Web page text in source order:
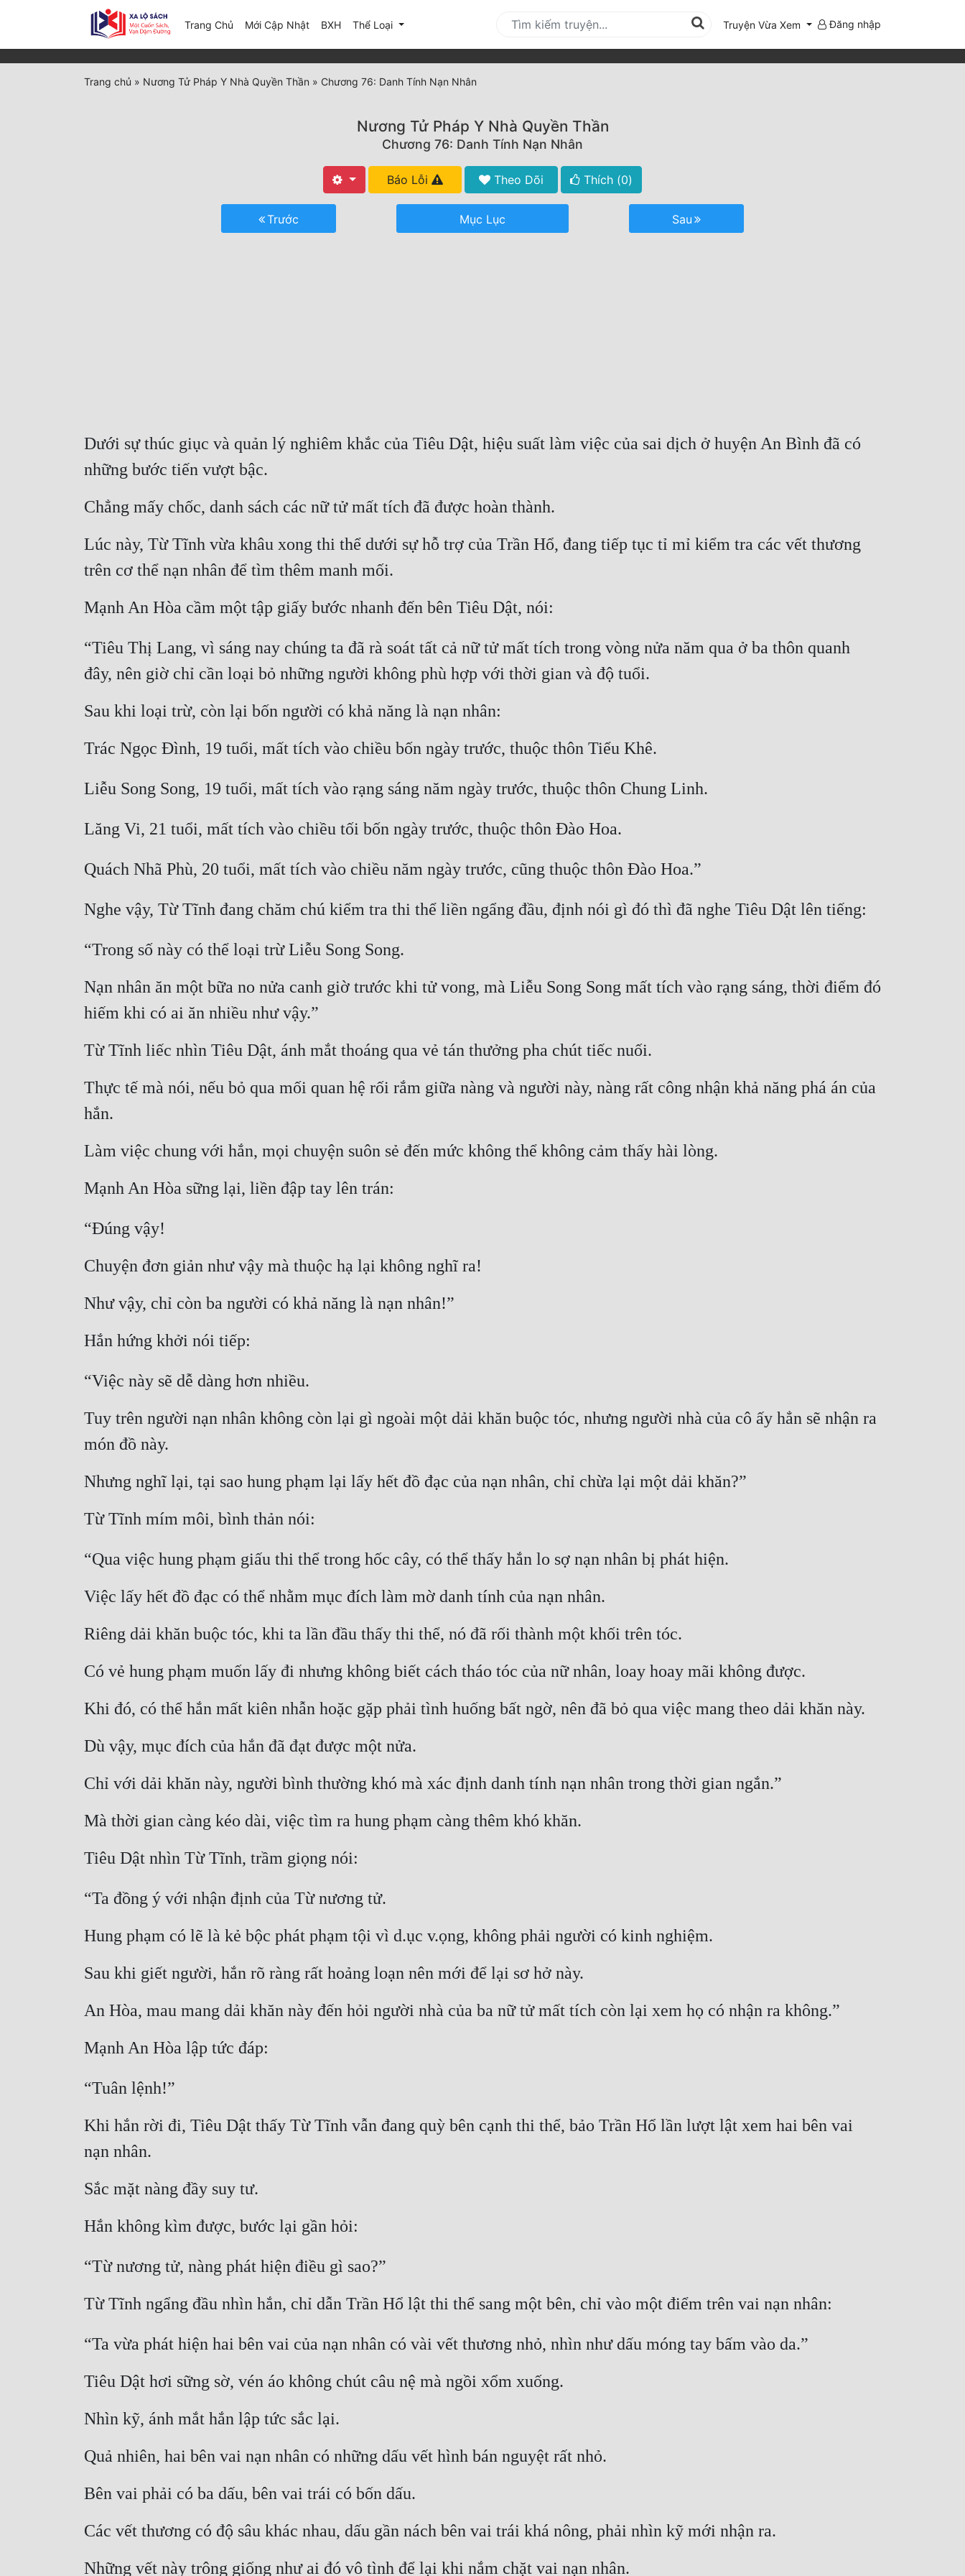
Trang Chủ Mới Cập Nhật(current)
BXH Thể Loại Truyện Vừa Xem Đăng nhập
Trang chủ » Nương Tử Pháp Y Nhà Quyền Thần » Chương 76: Danh Tính Nạn Nhân
Nương Tử Pháp Y Nhà Quyền Thần
Chương 76: Danh Tính Nạn Nhân
Báo Lỗi Theo Dõi Thích (0)
Trước Mục Lục Sau
Dưới sự thúc giục và quản lý nghiêm khắc của Tiêu Dật, hiệu suất làm việc của sai dịch ở huyện An Bình đã có
những bước tiến vượt bậc.
Chẳng mấy chốc, danh sách các nữ tử mất tích đã được hoàn thành.
Lúc này, Từ Tĩnh vừa khâu xong thi thể dưới sự hỗ trợ của Trần Hổ, đang tiếp tục tỉ mỉ kiểm tra các vết thương
trên cơ thể nạn nhân để tìm thêm manh mối.
Mạnh An Hòa cầm một tập giấy bước nhanh đến bên Tiêu Dật, nói:
“Tiêu Thị Lang, vì sáng nay chúng ta đã rà soát tất cả nữ tử mất tích trong vòng nửa năm qua ở ba thôn quanh
đây, nên giờ chỉ cần loại bỏ những người không phù hợp với thời gian và độ tuổi.
Sau khi loại trừ, còn lại bốn người có khả năng là nạn nhân:
Trác Ngọc Đình, 19 tuổi, mất tích vào chiều bốn ngày trước, thuộc thôn Tiểu Khê.
Liễu Song Song, 19 tuổi, mất tích vào rạng sáng năm ngày trước, thuộc thôn Chung Linh.
Lăng Vi, 21 tuổi, mất tích vào chiều tối bốn ngày trước, thuộc thôn Đào Hoa.
Quách Nhã Phù, 20 tuổi, mất tích vào chiều năm ngày trước, cũng thuộc thôn Đào Hoa.”
Nghe vậy, Từ Tĩnh đang chăm chú kiểm tra thi thể liền ngẩng đầu, định nói gì đó thì đã nghe Tiêu Dật lên tiếng:
“Trong số này có thể loại trừ Liễu Song Song.
Nạn nhân ăn một bữa no nửa canh giờ trước khi tử vong, mà Liễu Song Song mất tích vào rạng sáng, thời điểm đó
hiếm khi có ai ăn nhiều như vậy.”
Từ Tĩnh liếc nhìn Tiêu Dật, ánh mắt thoáng qua vẻ tán thưởng pha chút tiếc nuối.
Thực tế mà nói, nếu bỏ qua mối quan hệ rối rắm giữa nàng và người này, nàng rất công nhận khả năng phá án của
hắn.
Làm việc chung với hắn, mọi chuyện suôn sẻ đến mức không thể không cảm thấy hài lòng.
Mạnh An Hòa sững lại, liền đập tay lên trán:
“Đúng vậy!
Chuyện đơn giản như vậy mà thuộc hạ lại không nghĩ ra!
Như vậy, chỉ còn ba người có khả năng là nạn nhân!”
Hắn hứng khởi nói tiếp:
“Việc này sẽ dễ dàng hơn nhiều.
Tuy trên người nạn nhân không còn lại gì ngoài một dải khăn buộc tóc, nhưng người nhà của cô ấy hẳn sẽ nhận ra
món đồ này.
Nhưng nghĩ lại, tại sao hung phạm lại lấy hết đồ đạc của nạn nhân, chỉ chừa lại một dải khăn?”
Từ Tĩnh mím môi, bình thản nói:
“Qua việc hung phạm giấu thi thể trong hốc cây, có thể thấy hắn lo sợ nạn nhân bị phát hiện.
Việc lấy hết đồ đạc có thể nhằm mục đích làm mờ danh tính của nạn nhân.
Riêng dải khăn buộc tóc, khi ta lần đầu thấy thi thể, nó đã rối thành một khối trên tóc.
Có vẻ hung phạm muốn lấy đi nhưng không biết cách tháo tóc của nữ nhân, loay hoay mãi không được.
Khi đó, có thể hắn mất kiên nhẫn hoặc gặp phải tình huống bất ngờ, nên đã bỏ qua việc mang theo dải khăn này.
Dù vậy, mục đích của hắn đã đạt được một nửa.
Chỉ với dải khăn này, người bình thường khó mà xác định danh tính nạn nhân trong thời gian ngắn.”
Mà thời gian càng kéo dài, việc tìm ra hung phạm càng thêm khó khăn.
Tiêu Dật nhìn Từ Tĩnh, trầm giọng nói:
“Ta đồng ý với nhận định của Từ nương tử.
Hung phạm có lẽ là kẻ bộc phát phạm tội vì d.ục v.ọng, không phải người có kinh nghiệm.
Sau khi giết người, hắn rõ ràng rất hoảng loạn nên mới để lại sơ hở này.
An Hòa, mau mang dải khăn này đến hỏi người nhà của ba nữ tử mất tích còn lại xem họ có nhận ra không.”
Mạnh An Hòa lập tức đáp:
“Tuân lệnh!”
Khi hắn rời đi, Tiêu Dật thấy Từ Tĩnh vẫn đang quỳ bên cạnh thi thể, bảo Trần Hổ lần lượt lật xem hai bên vai
nạn nhân.
Sắc mặt nàng đầy suy tư.
Hắn không kìm được, bước lại gần hỏi:
“Từ nương tử, nàng phát hiện điều gì sao?”
Từ Tĩnh ngẩng đầu nhìn hắn, chỉ dẫn Trần Hổ lật thi thể sang một bên, chỉ vào một điểm trên vai nạn nhân:
“Ta vừa phát hiện hai bên vai của nạn nhân có vài vết thương nhỏ, nhìn như dấu móng tay bấm vào da.”
Tiêu Dật hơi sững sờ, vén áo không chút câu nệ mà ngồi xổm xuống.
Nhìn kỹ, ánh mắt hắn lập tức sắc lại.
Quả nhiên, hai bên vai nạn nhân có những dấu vết hình bán nguyệt rất nhỏ.
Bên vai phải có ba dấu, bên vai trái có bốn dấu.
Các vết thương có độ sâu khác nhau, dấu gần nách bên vai trái khá nông, phải nhìn kỹ mới nhận ra.
Những vết này trông giống như ai đó vô tình để lại khi nắm chặt vai nạn nhân.